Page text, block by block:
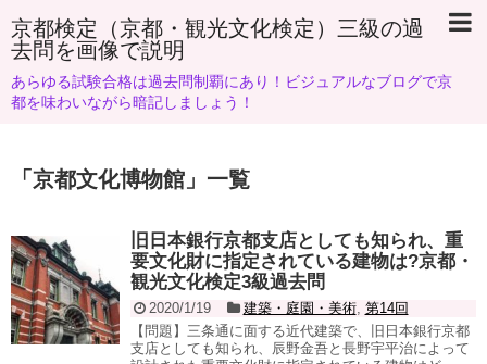
京都検定（京都・観光文化検定）三級の過
去問を画像で説明
あらゆる試験合格は過去問制覇にあり！ビジュアルなブログで京
都を味わいながら暗記しましょう！
「 京都文化博物館 」 一覧
旧日本銀行京都支店としても知られ、重
要文化財に指定されている建物は?京都・
観光文化検定3級過去問
2020/1/19 建築・庭園・美術, 第14回
【問題】三条通に面する近代建築で、旧日本銀行京都
支店としても知られ、辰野金吾と長野宇平治によって